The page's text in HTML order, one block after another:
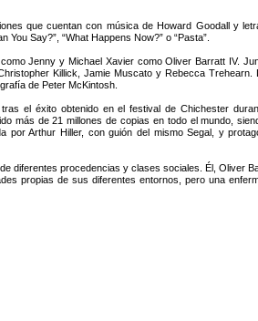
que cuentan con música de Howard Goodall y
Say?”, “What Happens Now?” o “Pasta”.
Jenny y Michael Xavier como Oliver Barratt IV.
Killick, Jamie Muscato y Rebecca
de Peter McKintosh.
el éxito obtenido en el festival de Chichester
más de 21 millones de copias en todo el mundo,
Arthur Hiller, con guión del mismo Segal, y
diferentes procedencias y clases sociales. Él, Oliver
propias de sus diferentes entornos, pero una